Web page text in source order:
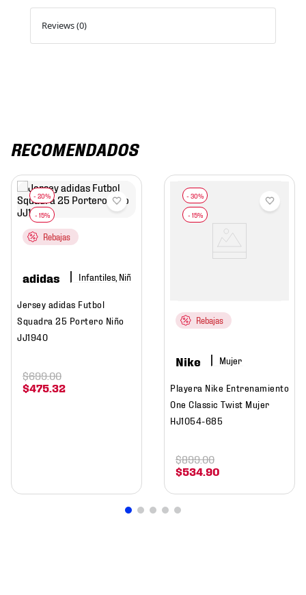
Reviews (0)
RECOMENDADOS
Rebajas
adidas Infantiles, Niño
Jersey adidas Futbol
Squadra 25 Portero Niño
JJ1940
$475.32
$699.00
Rebajas
Nike Mujer
Playera Nike Entrenamiento
One Classic Twist Mujer
HJ1054-685
$534.90
$899.00